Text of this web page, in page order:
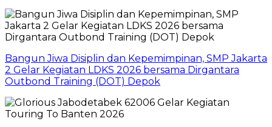
Bangun Jiwa Disiplin dan Kepemimpinan, SMP Jakarta
2 Gelar Kegiatan LDKS 2026 bersama Dirgantara
Outbond Training (DOT) Depok